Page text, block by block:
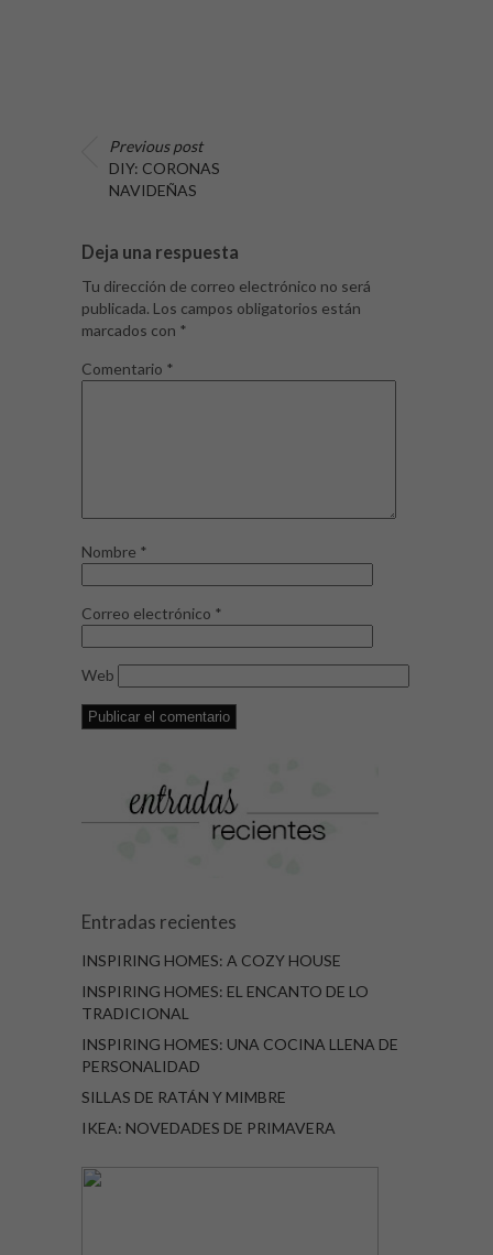
Previous post
DIY: CORONAS
NAVIDEÑAS
Deja una respuesta
Tu dirección de correo electrónico no será
publicada. Los campos obligatorios están
marcados con *
Comentario *
Nombre *
Correo electrónico *
Web
Entradas recientes
INSPIRING HOMES: A COZY HOUSE
INSPIRING HOMES: EL ENCANTO DE LO
TRADICIONAL
INSPIRING HOMES: UNA COCINA LLENA DE
PERSONALIDAD
SILLAS DE RATÁN Y MIMBRE
IKEA: NOVEDADES DE PRIMAVERA